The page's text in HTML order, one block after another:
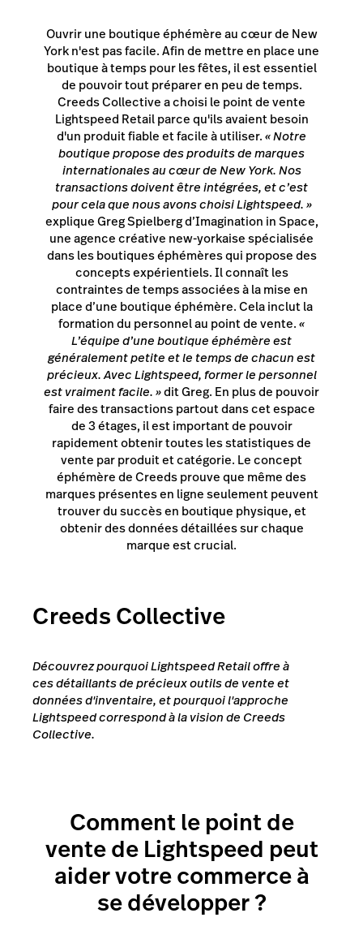
Ouvrir une boutique éphémère au cœur de New
York n'est pas facile. Afin de mettre en place une
boutique à temps pour les fêtes, il est essentiel
de pouvoir tout préparer en peu de temps.
Creeds Collective a choisi le point de vente
Lightspeed Retail parce qu'ils avaient besoin
d'un produit fiable et facile à utiliser.« Notre
boutique propose des produits de marques
internationales au cœur de New York. Nos
transactions doivent être intégrées, et c’est
pour cela que nous avons choisi Lightspeed. »
explique Greg Spielberg d’Imagination in Space,
une agence créative new-yorkaise spécialisée
dans les boutiques éphémères qui propose des
concepts expérientiels. Il connaît les
contraintes de temps associées à la mise en
place d’une boutique éphémère. Cela inclut la
formation du personnel au point de vente.«
L’équipe d’une boutique éphémère est
généralement petite et le temps de chacun est
précieux. Avec Lightspeed, former le personnel
est vraiment facile. »dit Greg. En plus de pouvoir
faire des transactions partout dans cet espace
de 3 étages, il est important de pouvoir
rapidement obtenir toutes les statistiques de
vente par produit et catégorie. Le concept
éphémère de Creeds prouve que même des
marques présentes en ligne seulement peuvent
trouver du succès en boutique physique, et
obtenir des données détaillées sur chaque
marque est crucial.
Creeds Collective
Découvrez pourquoi Lightspeed Retail offre à
ces détaillants de précieux outils de vente et
données d'inventaire, et pourquoi l'approche
Lightspeed correspond à la vision de Creeds
Collective.
Comment le point de
vente de Lightspeed peut
aider votre commerce à
se développer ?